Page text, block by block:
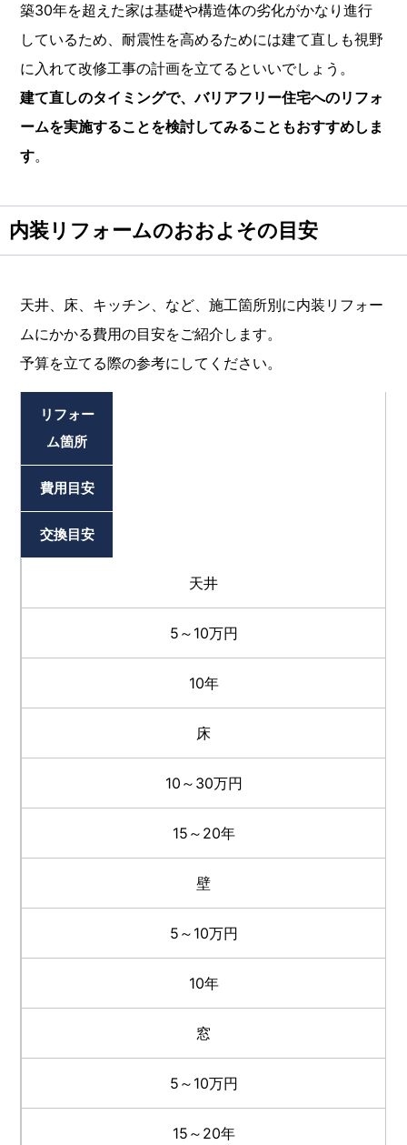
築30年を超えた家は基礎や構造体の劣化がかなり進行
しているため、耐震性を高めるためには建て直しも視野
に入れて改修工事の計画を立てるといいでしょう。
建て直しのタイミングで、バリアフリー住宅へのリフォ
ームを実施することを検討してみることもおすすめしま
す。
内装リフォームのおおよその目安
天井、床、キッチン、など、施工箇所別に内装リフォー
ムにかかる費用の目安をご紹介します。
予算を立てる際の参考にしてください。
リフォー
ム箇所
費用目安
交換目安
天井
5～10万円
10年
床
10～30万円
15～20年
壁
5～10万円
10年
窓
5～10万円
15～20年